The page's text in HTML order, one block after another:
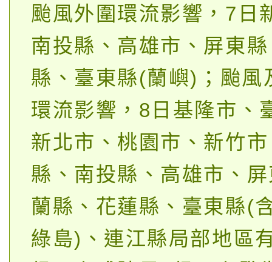
颱風外圍環流影響，7日
南投縣、高雄市、屏東
縣、臺東縣(蘭嶼)；颱風
環流影響，8日基隆市、
新北市、桃園市、新竹
縣、南投縣、高雄市、
蘭縣、花蓮縣、臺東縣(
綠島)、連江縣局部地區